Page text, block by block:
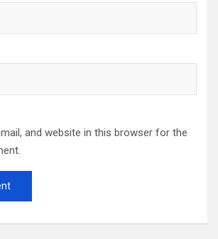
and website in this browser for the